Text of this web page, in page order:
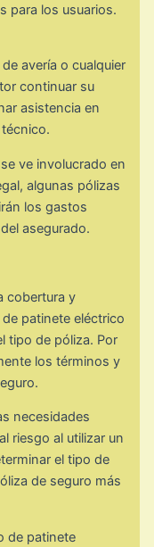
para los usuarios.
avería o cualquier
continuar su
asistencia en
ve involucrado en
algunas pólizas
los gastos
asegurado.
cobertura y
patinete eléctrico
tipo de póliza. Por
los términos y
necesidades
riesgo al utilizar un
el tipo de
de seguro más
de patinete